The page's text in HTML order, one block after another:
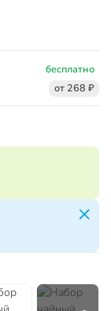
бесплатно
от 268 ₽